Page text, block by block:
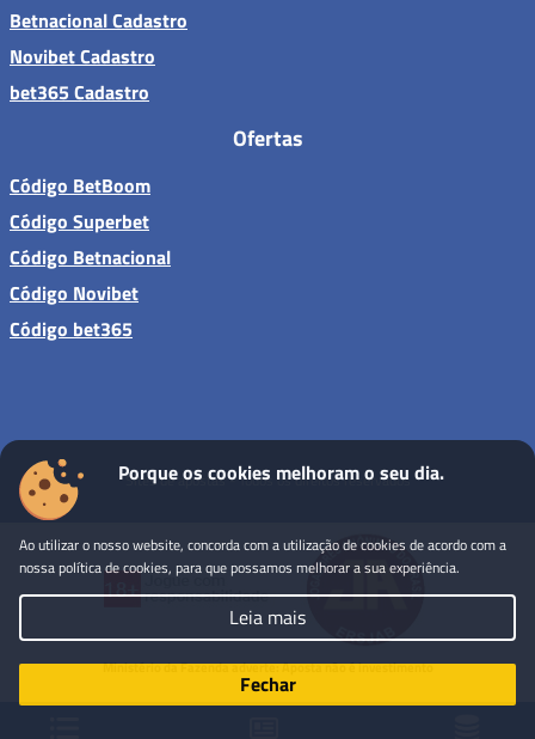
Betnacional Cadastro
Novibet Cadastro
bet365 Cadastro
Ofertas
Código BetBoom
Código Superbet
Código Betnacional
Código Novibet
Código bet365
Sites de apostas - Todos os direitos reservados
Porque os cookies melhoram o seu dia.
Ao utilizar o nosso website, concorda com a utilização de cookies de acordo com a
nossa política de cookies, para que possamos melhorar a sua experiência.
Leia mais
Fechar
Ministério da Fazenda adverte: Aposta não é investimento